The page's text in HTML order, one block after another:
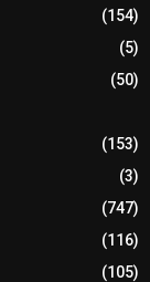
(154)
(5)
(50)
(153)
(3)
(747)
(116)
(105)